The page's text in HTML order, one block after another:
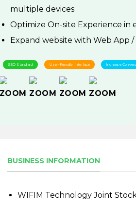
multiple devices
Optimize On-site Experience in
Expand website with Web App
SEO Standard User-Friendly Interface Increase
BUSINESS INFORMATION
WIFIM Technology Joint